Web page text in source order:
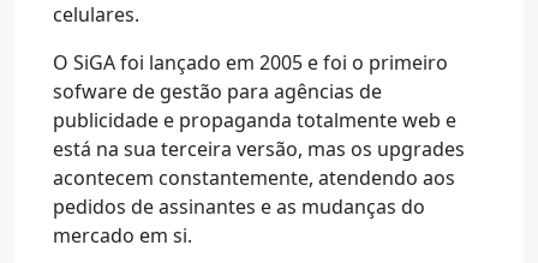
celulares.
O SiGA foi lançado em 2005 e foi o primeiro
sofware de gestão para agências de
publicidade e propaganda totalmente web e
está na sua terceira versão, mas os upgrades
acontecem constantemente, atendendo aos
pedidos de assinantes e as mudanças do
mercado em si.